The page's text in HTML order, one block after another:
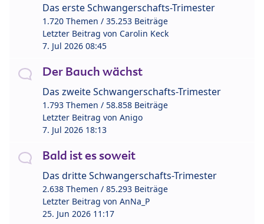
Das erste Schwangerschafts-Trimester
1.720 Themen / 35.253 Beiträge
Letzter Beitrag von Carolin Keck
7. Jul 2026 08:45
Der Bauch wächst
Das zweite Schwangerschafts-Trimester
1.793 Themen / 58.858 Beiträge
Letzter Beitrag von Anigo
7. Jul 2026 18:13
Bald ist es soweit
Das dritte Schwangerschafts-Trimester
2.638 Themen / 85.293 Beiträge
Letzter Beitrag von AnNa_P
25. Jun 2026 11:17